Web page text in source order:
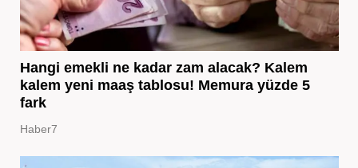
Hangi emekli ne kadar zam alacak? Kalem
kalem yeni maaş tablosu! Memura yüzde 5
fark
Haber7